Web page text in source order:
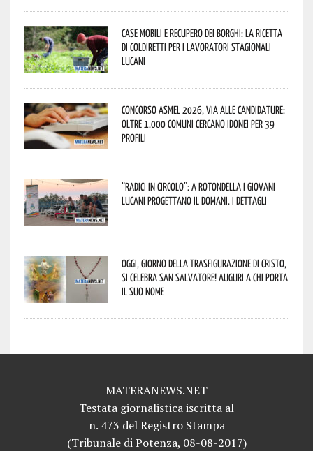
Case mobili e recupero dei borghi: la ricetta
di Coldiretti per i lavoratori stagionali
lucani
Concorso Asmel 2026, via alle candidature:
oltre 1.000 Comuni cercano idonei per 39
profili
“Radici in Circolo”: a Rotondella i giovani
lucani progettano il domani. I dettagli
Oggi, giorno della Trasfigurazione di Cristo,
si celebra San Salvatore! Auguri a chi porta
il suo nome
MATERANEWS.NET
Testata giornalistica iscritta al
n. 473 del Registro Stampa
(Tribunale di Potenza, 08-08-2017)